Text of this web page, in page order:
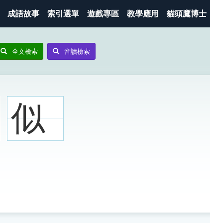
成語故事 索引選單 遊戲專區 教學應用 貓頭鷹博士
全文檢索 音讀檢索
似